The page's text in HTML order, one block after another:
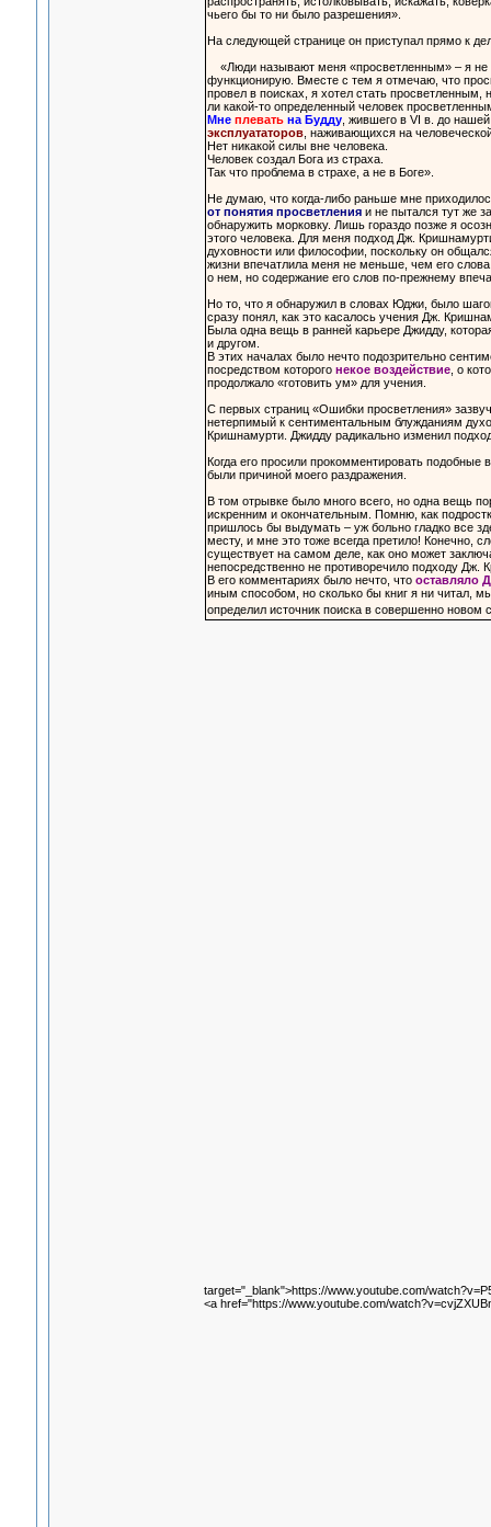
чьего бы то ни было разрешения».
На следующей странице он приступал прямо к
«Люди называют меня «просветленным» – я не
функционирую. Вместе с тем я отмечаю, что
провел в поисках, я хотел стать просветленным,
ли какой-то определенный человек
Мне плеватьна Будду, жившего в VI в. до
эксплуататоров, наживающихся на
Нет никакой силы вне человека.
Человек создал Бога из страха.
Так что проблема в страхе, а не в Боге».
Не думаю, что когда-либо раньше мне
от понятия просветленияи не пытался тут же
обнаружить морковку. Лишь гораздо позже я
этого человека. Для меня подход Дж.
духовности или философии, поскольку он
жизни впечатлила меня не меньше, чем его
о нем, но содержание его слов по-прежнему
Но то, что я обнаружил в словах Юджи, было
сразу понял, как это касалось учения Дж.
Была одна вещь в ранней карьере Джидду,
и другом.
В этих началах было нечто подозрительно
посредством которого некое воздействие, о
продолжало «готовить ум» для учения.
С первых страниц «Ошибки просветления»
нетерпимый к сентиментальным блужданиям
Кришнамурти. Джидду радикально изменил
Когда его просили прокомментировать
были причиной моего раздражения.
В том отрывке было много всего, но одна вещь
искренним и окончательным. Помню, как
пришлось бы выдумать – уж больно гладко все
месту, и мне это тоже всегда претило! Конечно,
существует на самом деле, как оно может
непосредственно не противоречило подходу Дж.
В его комментариях было нечто, что оставляло
иным способом, но сколько бы книг я ни читал,
определил источник поиска в совершенно новом
target="_blank">https://www.youtube.com/
<a href="https://www.youtube.com/